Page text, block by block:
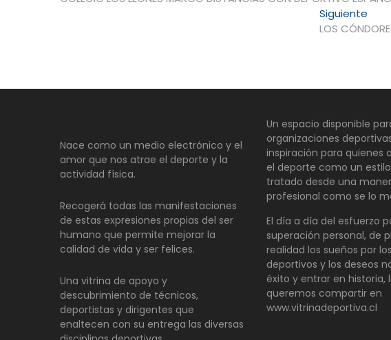
de
Siguiente
LOS
Nace como un medio electrónico y el
amor que nos atrae el deporte y la
actividad física.
Recogerá todas las manifestaciones
de estas expresiones propias del ser
humano que permite mejorar la
calidad de vida y ser felices.
Una vitrina de apoyo y
descubrimiento de técnicos,
deportistas y dirigentes que
enaltecen con su entrega las diversas
Un espacio disponible
organizaciones
inspiración para quienes
el deporte como un
tratado desde una
profesional como se lo
El día a día del esfuerzo
superación personal, de
realidad los sueños por
deportivos y los deseos
éxito y entrar en historia,
queremos compartir en
www.vitrinadeportiva.cl